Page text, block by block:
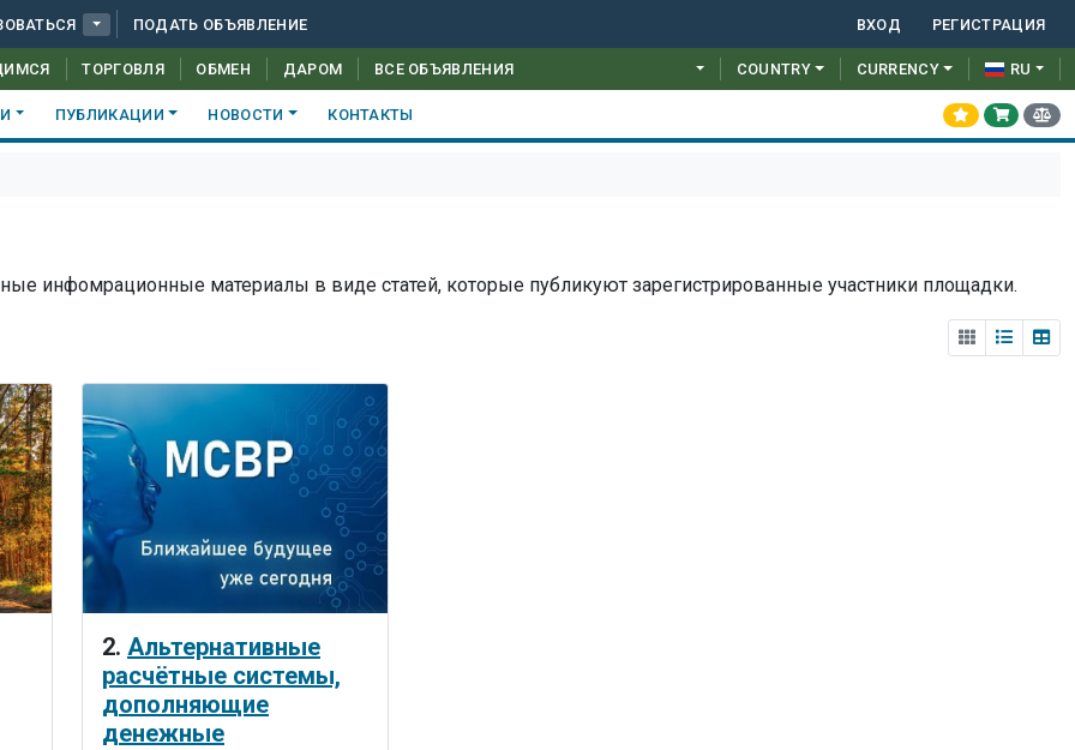
ПОДАТЬ ОБЪЯВЛЕНИЕ ВХОД РЕГИСТРАЦИЯ
ТОРГОВЛЯ ОБМЕН ДАРОМ ВСЕ ОБЪЯВЛЕНИЯ COUNTRY CURRENCY RU
ПУБЛИКАЦИИ НОВОСТИ КОНТАКТЫ
инфомрационные материалы в виде статей, которые публикуют зарегистрированные участники площадки.
2. Альтернативные
расчётные системы,
дополняющие
денежные